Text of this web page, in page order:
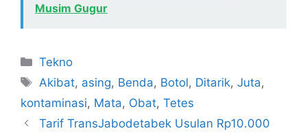
Musim Gugur
Kategori
Tekno
Tag
Akibat, asing, Benda, Botol, Ditarik,Juta,
kontaminasi, Mata, Obat, Tetes
Tarif TransJabodetabek Usulan Rp10.000